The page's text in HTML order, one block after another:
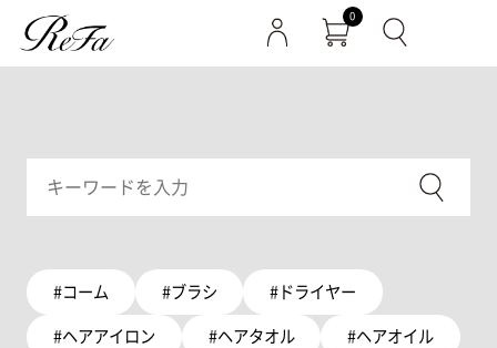
0
#コーム #ブラシ #ドライヤー
#ヘアアイロン #ヘアタオル #ヘアオイル